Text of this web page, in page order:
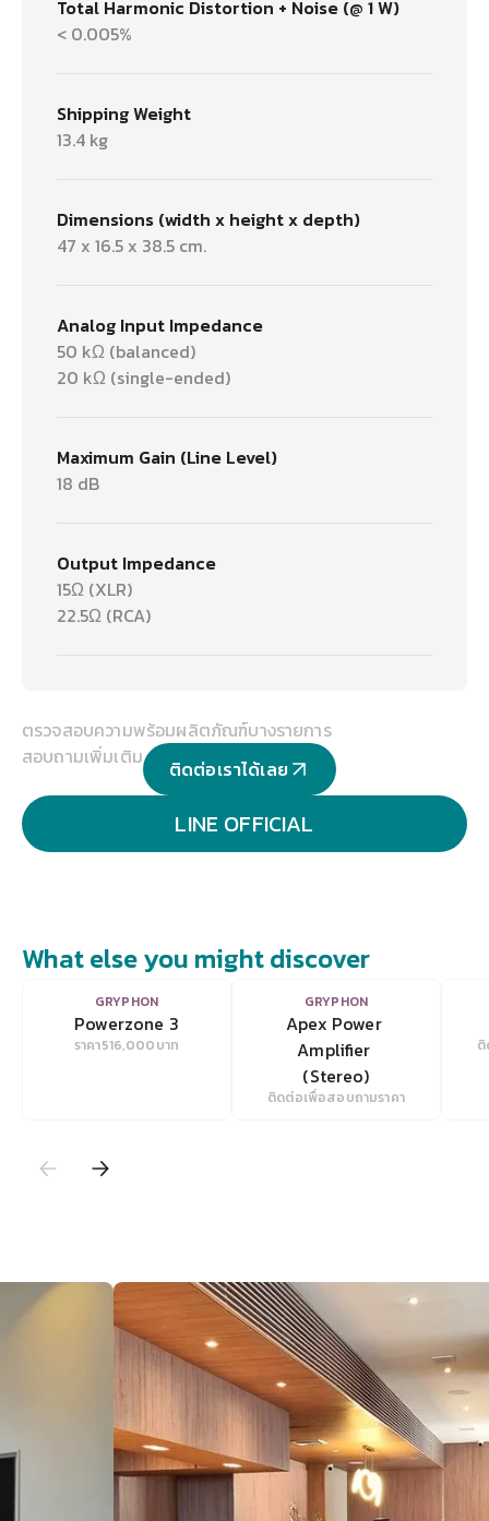
Total Harmonic Distortion + Noise (@ 1 W)
< 0.005%
Shipping Weight
13.4 kg
Dimensions (width x height x depth)
47 x 16.5 x 38.5 cm.
Analog Input Impedance
50 kΩ (balanced)
20 kΩ (single-ended)
Maximum Gain (Line Level)
18 dB
Output Impedance
15Ω (XLR)
22.5Ω (RCA)
ตรวจสอบความพร้อมผลิตภัณฑ์บางรายการ
สอบถามเพิ่มเติม
ติดต่อเราได้เลย
LINE OFFICIAL
What else you might discover
VIEW
GRYPHON
Powerzone 3
ราคา516,000บาท
VIEW
GRYPHON
Apex Power
Amplifier
(Stereo)
ติดต่อเพื่อสอบถามราคา